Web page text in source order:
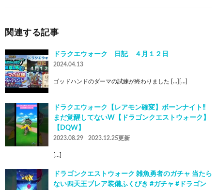
関連する記事
ドラクエウォーク 日記 ４月１２日
2024.04.13
ゴッドハンドのダーマの試練が終わりました […][…]
ドラクエウォーク【レアモン確変】ボーンナイト‼️
まだ覚醒してないW【ドラゴンクエストウォーク】
【DQW】
2023.08.29 2023.12.25更新
[…]
ドラゴンクエストウォーク 雑魚勇者のガチャ 当たら
ない四天王ブレア装備ふくびき #ガチャ #ドラゴン